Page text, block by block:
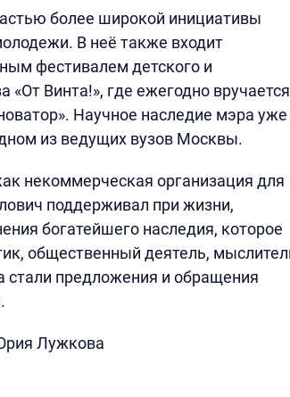
более широкой инициативы
В неё также входит
фестивалем детского и
«От Винта!», где ежегодно вручается
Научное наследие мэра уже
из ведущих вузов Москвы.
некоммерческая организация для
поддерживал при жизни,
богатейшего наследия, которое
общественный деятель,
стали предложения и обращения
Лужкова